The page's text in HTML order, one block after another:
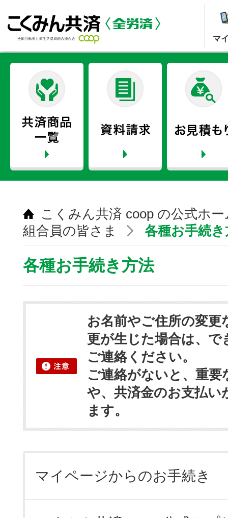
マ
こくみん共済 coop の公式ホ
組合員の皆さま
各種お手続き
各種お手続き方法
お名前やご住所の変更
更が生じた場合は、
ご連絡ください。
ご連絡がないと、重
や、共済金のお支払
ます。
マイページからのお手続き